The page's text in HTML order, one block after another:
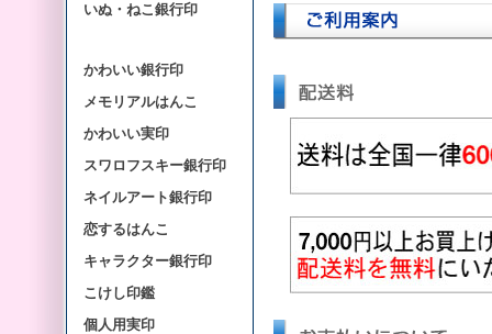
いぬ・ねこ銀行印
かわいい銀行印
メモリアルはんこ
かわいい実印
スワロフスキー銀行印
ネイルアート銀行印
恋するはんこ
キャラクター銀行印
こけし印鑑
個人用実印